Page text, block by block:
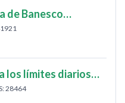
de Banesco…
los límites diarios…
28464